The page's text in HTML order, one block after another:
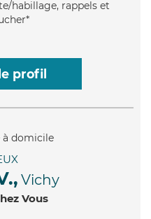
habillage, rappels et
profil
Vichy
Vous